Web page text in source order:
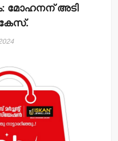
മോഹനന് അടി